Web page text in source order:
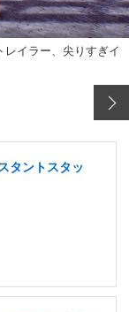
イラー、尖りすぎイ
タントスタッ